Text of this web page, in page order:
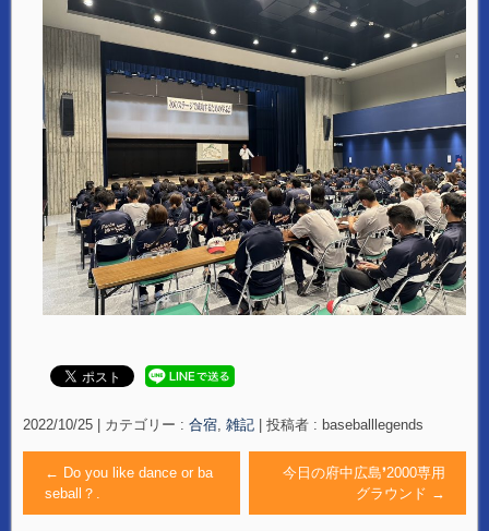
2022/10/25 カテゴリー : 合宿, 雑記 投稿者 : baseballlegends
← Do you like dance or ba
seball？.
今日の府中広島❜2000専用
グラウンド →